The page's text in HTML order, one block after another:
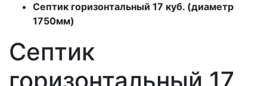
Септик горизонтальный 17 куб. (диаметр
1750мм)
Септик